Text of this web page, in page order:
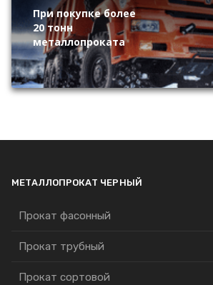
При покупке более
20 тонн
металлопроката
МЕТАЛЛОПРОКАТ ЧЕРНЫЙ
Прокат фасонный
Прокат трубный
Прокат сортовой